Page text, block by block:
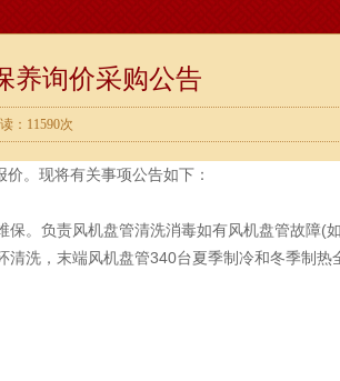
养询价采购公告
：11590次
。现将有关事项公告如下：
。负责风机盘管清洗消毒如有风机盘管故障(
洗，末端风机盘管340台夏季制冷和冬季制热